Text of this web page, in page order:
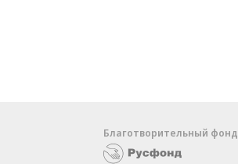
Благотворительный фонд